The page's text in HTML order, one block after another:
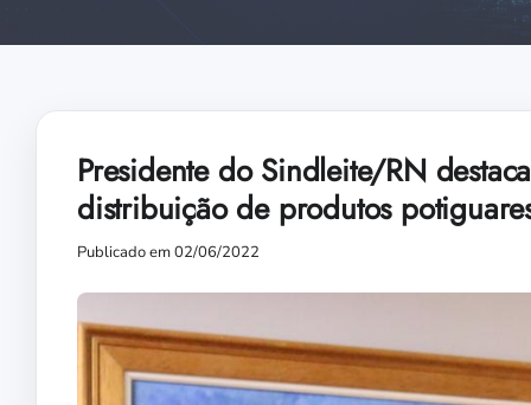
Presidente do Sindleite/RN
distribuição de produtos
Publicado em 02/06/2022